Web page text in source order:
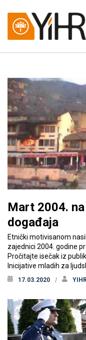
Mart 2004.
događaja
Etnički motivisanom
zajednici 2004. godine
Pročitajte isečak iz
Inicijative mladih za
17.03.2020